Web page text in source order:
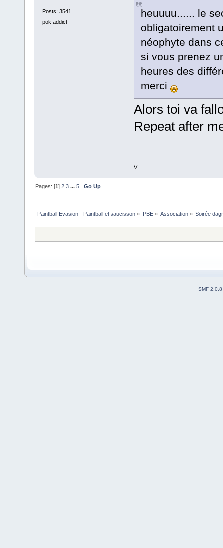
Posts: 3541
pok addict
heuuuu...... le
obligatoirement
néophyte dans
si vous prenez
heures des
merci
Alors toi va
Repeat after
V
Pages: [1]2 3 ...5 Go Up
Paintball Evasion - Paintball et saucisson » PBE» Association» Soirée
SMF 2.0.8